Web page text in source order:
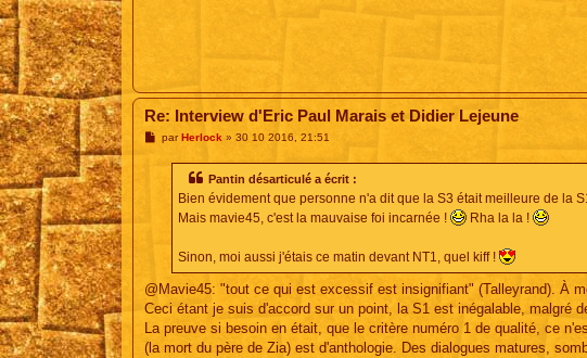
Re: Interview d'Eric Paul Marais et Didier Lejeune
MparHerlock » 30 10 2016, 21:51
Pantin désarticulé a écrit :
Bien évidement que personne n'a dit que la S3 était meilleure de la
Mais mavie45, c'est la mauvaise foi incarnée !
Rha la la !
Sinon, moi aussi j'étais ce matin devant NT1, quel kiff !
@Mavie45: "tout ce qui est excessif est insignifiant" (Talleyrand). À
Ceci étant je suis d'accord sur un point, la S1 est inégalable, malgré
La preuve si besoin en était, que le critère numéro 1 de qualité, ce
(la mort du père de Zia) est d'anthologie. Des dialogues matures,